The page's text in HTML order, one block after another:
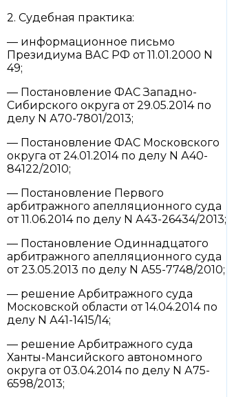
2. Судебная практика:
— информационное письмо
Президиума ВАС РФ от 11.01.2000 N
49;
— Постановление ФАС Западно-
Сибирского округа от 29.05.2014 по
делу N А70-7801/2013;
— Постановление ФАС Московского
округа от 24.01.2014 по делу N А40-
84122/2010;
— Постановление Первого
арбитражного апелляционного суда
от 11.06.2014 по делу N А43-26434/2013;
— Постановление Одиннадцатого
арбитражного апелляционного суда
от 23.05.2013 по делу N А55-7748/2010;
— решение Арбитражного суда
Московской области от 14.04.2014 по
делу N А41-1415/14;
— решение Арбитражного суда
Ханты-Мансийского автономного
округа от 03.04.2014 по делу N А75-
6598/2013;